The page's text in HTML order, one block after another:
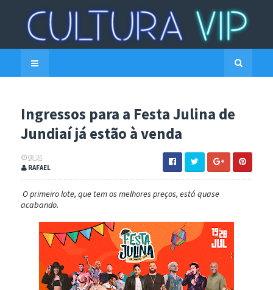
Ingressos para a Festa Julina de
Jundiaí já estão à venda
08:24
RAFAEL
O primeiro lote, que tem os melhores preços, está quase
acabando.